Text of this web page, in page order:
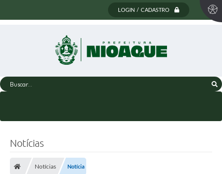
LOGIN / CADASTRO
Buscar...
Notícias
Notícias Notícia